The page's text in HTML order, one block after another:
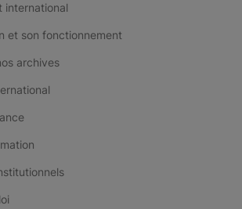
international
et son fonctionnement
archives